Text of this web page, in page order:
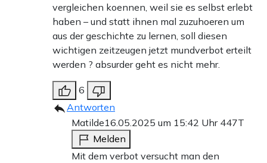
vergleichen koennen, weil sie es selbst erlebt
haben – und statt ihnen mal zuzuhoeren um
aus der geschichte zu lernen, soll diesen
wichtigen zeitzeugen jetzt mundverbot erteilt
werden ? absurder geht es nicht mehr.
6
Antworten
Matilde16.05.2025 um 15:42 Uhr 447T
Melden
Mit dem verbot versucht man den